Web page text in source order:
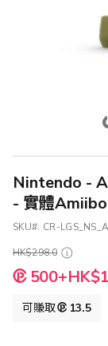
Nintendo -
- 實體
SKU
CR-
HK$298.0
特
殊
可賺取 13.5